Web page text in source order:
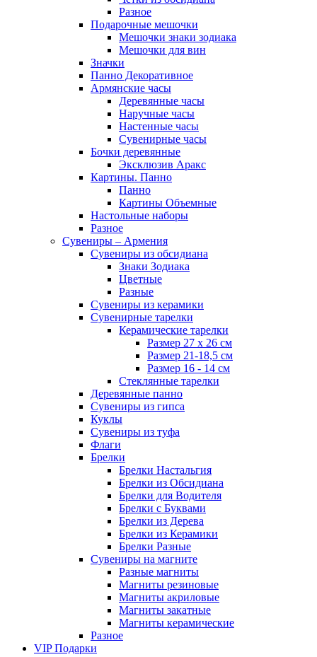
Разное
Подарочные мешочки
Мешочки знаки зодиака
Мешочки для вин
Значки
Панно Декоративное
Армянские часы
Деревянные часы
Наручные часы
Настенные часы
Сувенирные часы
Бочки деревянные
Эксклюзив Аракс
Картины. Панно
Панно
Картины Объемные
Настольные наборы
Разное
Сувениры – Армения
Сувениры из обсидиана
Знаки Зодиака
Цветные
Разные
Сувениры из керамики
Сувенирные тарелки
Керамические тарелки
Размер 27 х 26 см
Размер 21-18,5 см
Размер 16 - 14 см
Стеклянные тарелки
Деревянные панно
Сувениры из гипса
Куклы
Сувениры из туфа
Флаги
Брелки
Брелки Настальгия
Брелки из Обсидиана
Брелки для Водителя
Брелки с Буквами
Брелки из Дерева
Брелки из Керамики
Брелки Разные
Сувениры на магните
Разные магниты
Магниты резиновые
Магниты акриловые
Магниты закатные
Магниты керамические
Разное
VIP Подарки